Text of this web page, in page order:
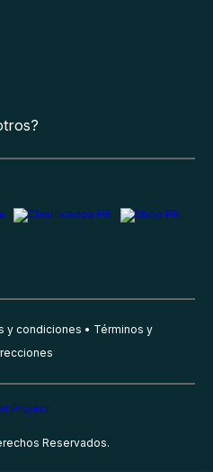
y condiciones
Términos y
Reservados.